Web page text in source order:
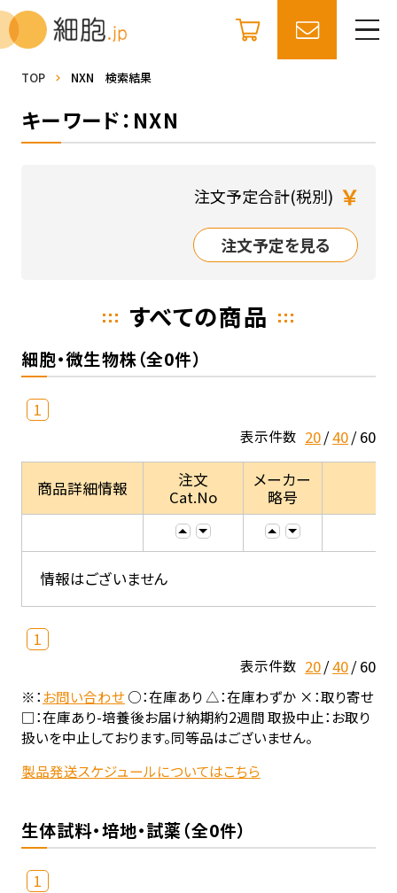
TOP NXN 検索結果
キーワード：NXN
注文予定合計(税別) ￥
注文予定を見る
すべての商品
細胞・微生物株（全0件）
1
表示件数 20 40 60
商品詳細情報
注文
Cat.No
メーカー
略号
情報はございません
1
表示件数 20 40 60
※：お問い合わせ○：在庫あり △：在庫わずか ×：取り寄せ
□：在庫あり-培養後お届け納期約2週間 取扱中止：お取り
扱いを中止しております。同等品はございません。
製品発送スケジュールについてはこちら
生体試料・培地・試薬（全0件）
1